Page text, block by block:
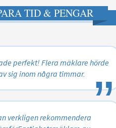
TID & PENGAR
perfekt! Flera mäklare hörde
sig inom några timmar.
„
verkligen rekommendera